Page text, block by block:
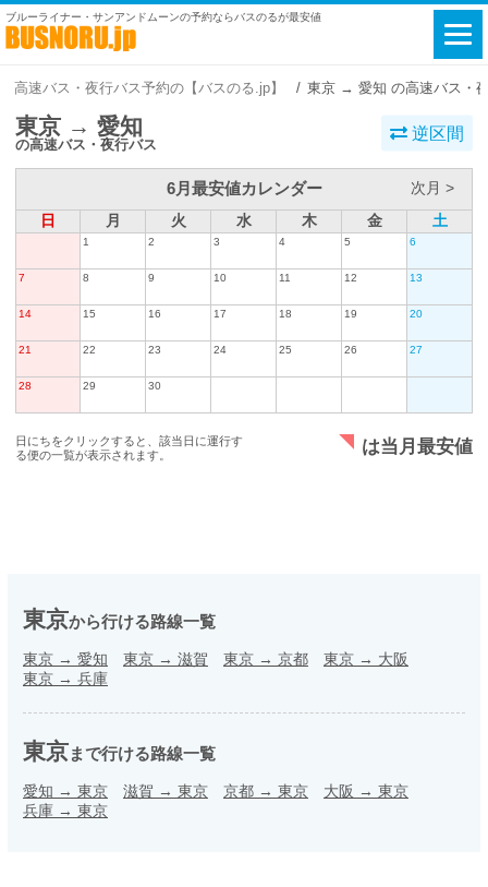
ブルーライナー・サンアンドムーンの予約ならバスのるが最安値
高速バス・夜行バス予約の【バスのる.jp】 東京 → 愛知 の高速バス・
東京 → 愛知
の高速バス・夜行バス
逆区間
6月最安値カレンダー
次月 >
日
月 火 水 木 金 土
1 2 3 4 5 6
7 8 9 10 11 12 13
14 15 16 17 18 19 20
21 22 23 24 25 26 27
28 29 30
日にちをクリックすると、該当日に運行す
る便の一覧が表示されます。
は当月最安値
東京から行ける路線一覧
東京 → 愛知 東京 → 滋賀 東京 → 京都 東京 → 大阪
東京 → 兵庫
東京まで行ける路線一覧
愛知 → 東京 滋賀 → 東京 京都 → 東京 大阪 → 東京
兵庫 → 東京